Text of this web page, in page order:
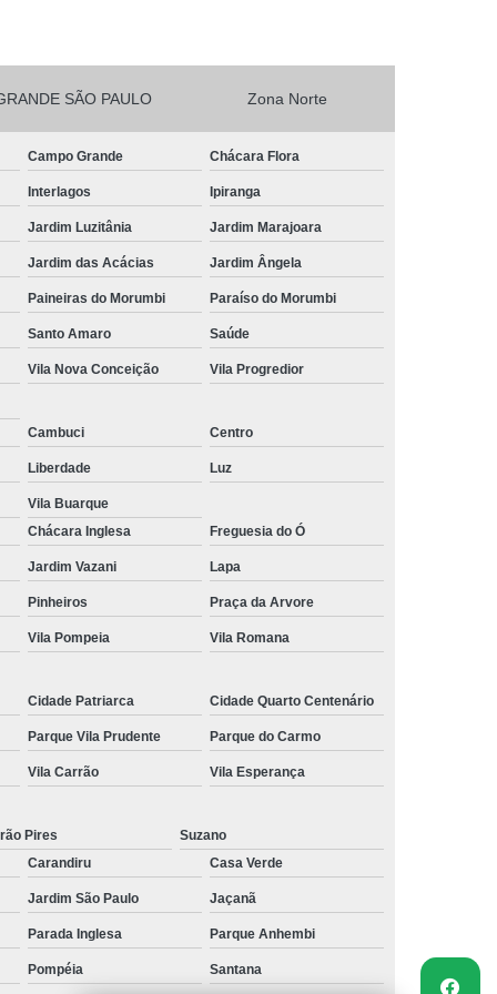
para Festa São João Climaco
Salgadinhos para Aniversário Infantil Sacomã
de Aniversario Pq Bristol
Perto de Mim Vila Liviero
Festa São João Climaco
para Festas São Caetano
Festa Heliópolis
Kit Salgado para Festa
Salgado para Festa Congelado
Infantil
Salgado para Festa de Casamento
Salgado para Festa Encomenda
Salgado para Festa para 30 Pessoas
SÃO PAULO Zona Norte
Campo Grande Chácara Flora
Interlagos Ipiranga
Jardim Luzitânia Jardim Marajoara
Jardim das Acácias Jardim Ângela
Paineiras do Morumbi Paraíso do Morumbi
Santo Amaro Saúde
Vila Nova Conceição Vila Progredior
Cambuci Centro
Liberdade Luz
Vila Buarque
Chácara Inglesa Freguesia do Ó
Jardim Vazani Lapa
Pinheiros Praça da Arvore
Vila Pompeia Vila Romana
Cidade Patriarca Cidade Quarto Centenário
Parque Vila Prudente Parque do Carmo
Vila Carrão Vila Esperança
Pires
Suzano
Carandiru Casa Verde
Jardim São Paulo Jaçanã
Parada Inglesa Parque Anhembi
Pompéia Santana